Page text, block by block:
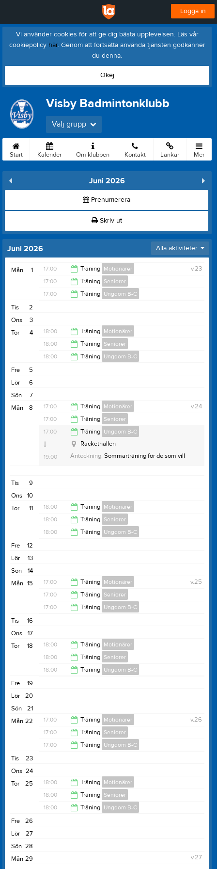
Logga in
Vi använder cookies för att ge dig bästa upplevelsen. Läs vår
cookiepolicy här. Genom att fortsätta använda tjänsten godkänner
du denna.
Okej
Visby Badmintonklubb
Välj grupp
Start Kalender Om klubben Kontakt Länkar Mer
Juni 2026
Prenumerera
Skriv ut
Juni 2026 Alla aktiviteter
1
Mån v.23
17:00 Träning Motionärer
19:00
17:00 Träning Seniorer
17:00 Träning Ungdom B-C
2
Tis
3
Ons
4
Tor 18:00 Träning Motionärer
20:00
18:00 Träning Seniorer
18:00 Träning Ungdom B-C
5
Fre
6
Lör
7
Sön
8
Mån v.24
17:00 Träning Motionärer
19:00
Rackethallen
Anteckning: Sommarträning för de som vill
17:00 Träning Seniorer
19:00
Rackethallen
Anteckning:Sommarträning för de som vill
17:00 Träning Ungdom B-C
19:00
Rackethallen
Anteckning: Sommarträning för de som vill
9
Tis
10
Ons
11
Tor 18:00 Träning Motionärer
20:00
18:00 Träning Seniorer
18:00 Träning Ungdom B-C
12
Fre
13
Lör
14
Sön
15
Mån v.25
17:00 Träning Motionärer
19:00
17:00 Träning Seniorer
17:00 Träning Ungdom B-C
16
Tis
17
Ons
18
Tor 18:00 Träning Motionärer
20:00
18:00 Träning Seniorer
18:00 Träning Ungdom B-C
19
Fre
20
Lör
21
Sön
22
Mån v.26
17:00 Träning Motionärer
19:00
17:00 Träning Seniorer
17:00 Träning Ungdom B-C
23
Tis
24
Ons
25
Tor 18:00 Träning Motionärer
20:00
18:00 Träning Seniorer
18:00 Träning Ungdom B-C
26
Fre
27
Lör
28
Sön
29
Mån
v.27